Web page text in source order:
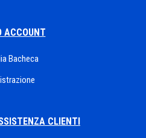
ACCOUNT
Bacheca
CLIENTI